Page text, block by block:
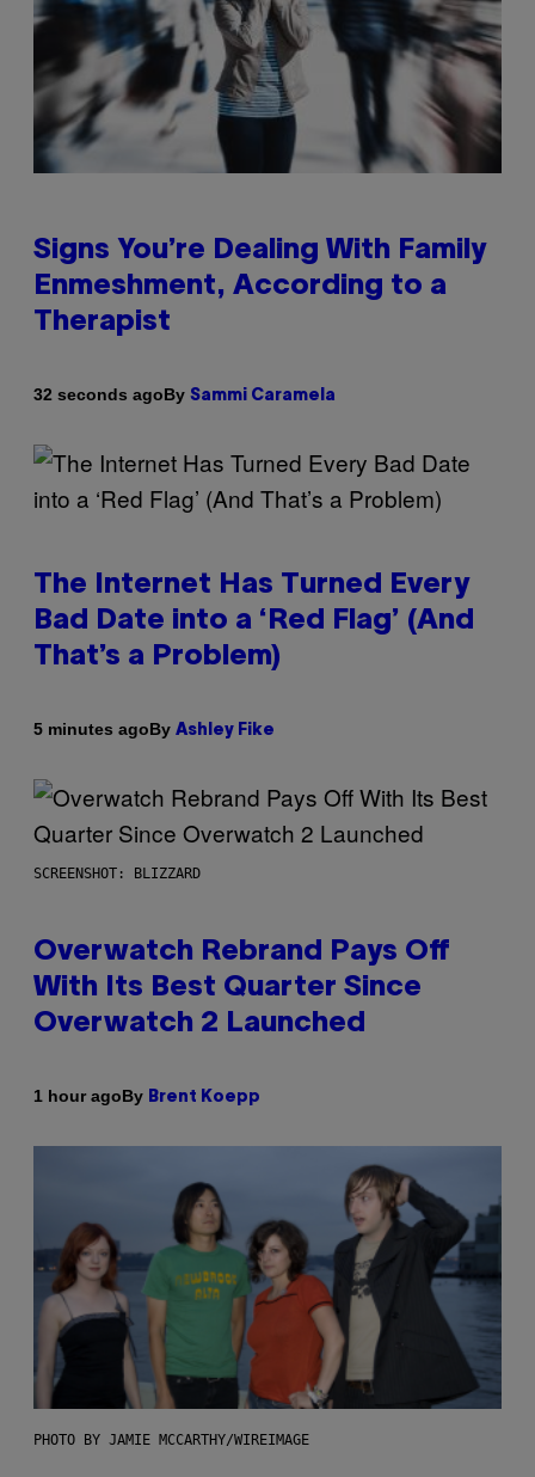
Signs You’re Dealing With Family
Enmeshment, According to a
Therapist
32 seconds agoBy Sammi Caramela
The Internet Has Turned Every
Bad Date into a ‘Red Flag’ (And
That’s a Problem)
5 minutes agoBy Ashley Fike
SCREENSHOT: BLIZZARD
Overwatch Rebrand Pays Off
With Its Best Quarter Since
Overwatch 2 Launched
1 hour agoBy Brent Koepp
PHOTO BY JAMIE MCCARTHY/WIREIMAGE